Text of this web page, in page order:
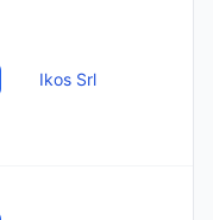
Ikos Srl